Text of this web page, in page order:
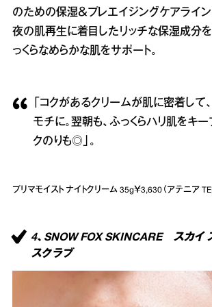
のための保湿＆プレエイジングケアライン
夜の肌再生に着目したリッチな保湿成分
っくらなめらかな肌をサポート。
「コクがあるクリームが肌に密着して
モチに。翌朝も、ふっくらハリ肌をキー
クのりも◎」。
プリマモイスト ナイトクリーム 35g￥3,630（アテニア TEL
4、SNOW FOX SKINCARE スカイ
スクラブ